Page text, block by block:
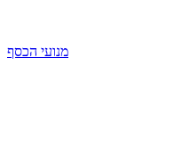
מנועי הכסף